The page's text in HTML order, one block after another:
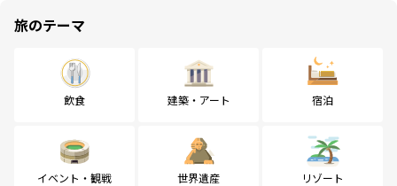
旅のテーマ
飲食 建築・アート 宿泊
イベント・観戦 世界遺産 リゾート